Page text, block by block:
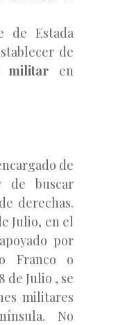
de Estada
de
militar en
de
de buscar
derechas.
Julio, en el
por
Franco o
de Julio , se
militares
No